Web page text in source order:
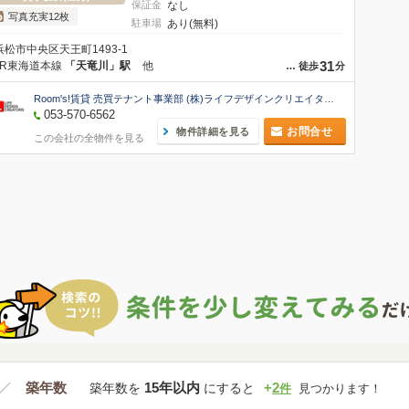
写真充実12枚
保証金 なし
駐車場 あり(無料)
松市中央区天王町1493-1
… 徒歩31分
東海道本線 「天竜川」駅 他
053-570-6562
この会社の全物件を見る
物件詳細を見る お問合せ
築年数 +2件 見つかります！
築年数を 15年以内 にすると